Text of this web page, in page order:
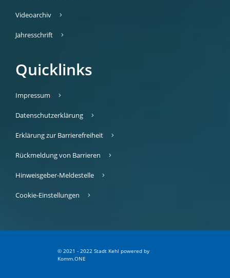
Videoarchiv
Jahresschrift
Quicklinks
Impressum
Datenschutzerklärung
Erklärung zur Barrierefreiheit
Rückmeldung von Barrieren
Hinweisgeber-Meldestelle
Cookie-Einstellungen
© 2021 - 2022 Stadt Kehl powered by
Komm.ONE